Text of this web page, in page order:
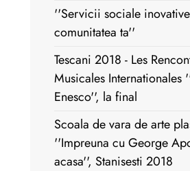
''Servicii sociale
comunitatea ta''
Tescani 2018 - Les
Musicales Internationales
Enesco'', la final
Scoala de vara de arte
''Impreuna cu George
acasa'', Stanisesti 2018